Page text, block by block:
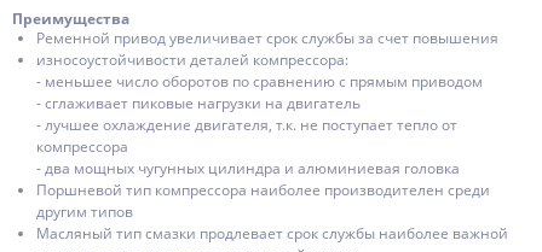
Преимущества
Ременной привод увеличивает срок службы за счет повышения
износоустойчивости деталей компрессора:
- меньшее число оборотов по сравнению с прямым приводом
- сглаживает пиковые нагрузки на двигатель
- лучшее охлаждение двигателя, т.к. не поступает тепло от
компрессора
- два мощных чугунных цилиндра и алюминиевая головка
Поршневой тип компрессора наиболее производителен среди
другим типов
Масляный тип смазки продлевает срок службы наиболее важной